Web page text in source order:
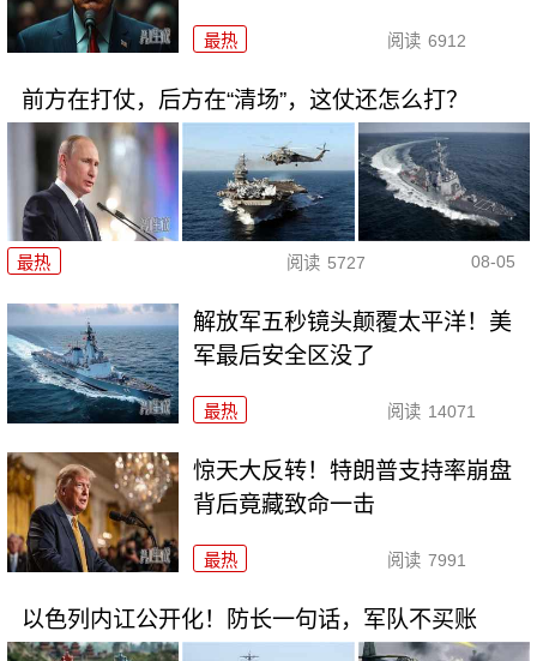
最热 阅读 6912
前方在打仗，后方在“清场”，这仗还怎么打？
最热 阅读 5727 08-05
解放军五秒镜头颠覆太平洋！美
军最后安全区没了
最热 阅读 14071
惊天大反转！特朗普支持率崩盘
背后竟藏致命一击
最热 阅读 7991
以色列内讧公开化！防长一句话，军队不买账